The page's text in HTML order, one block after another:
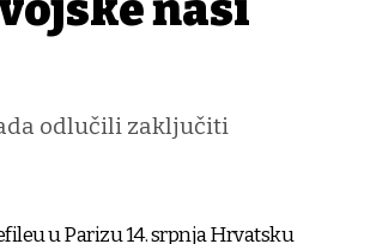
odlučili zaključiti
u Parizu 14. srpnja Hrvatsku